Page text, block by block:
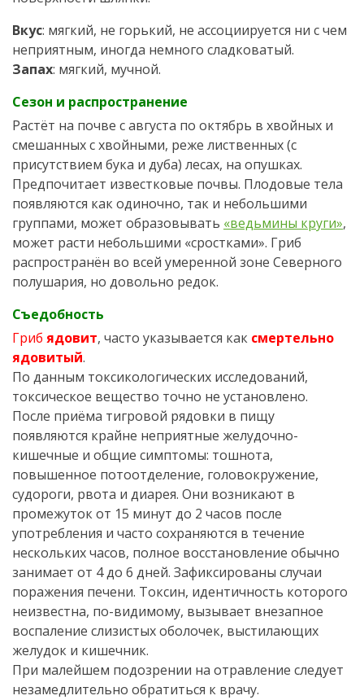
Вкус: мягкий, не горький, не ассоциируется ни с чем
неприятным, иногда немного сладковатый.
Запах: мягкий, мучной.
Сезон и распространение
Растёт на почве с августа по октябрь в хвойных и
смешанных с хвойными, реже лиственных (с
присутствием бука и дуба) лесах, на опушках.
Предпочитает известковые почвы. Плодовые тела
появляются как одиночно, так и небольшими
группами, может образовывать «ведьмины круги»,
может расти небольшими «сростками». Гриб
распространён во всей умеренной зоне Северного
полушария, но довольно редок.
Съедобность
Гриб ядовит, часто указывается как смертельно
ядовитый.
По данным токсикологических исследований,
токсическое вещество точно не установлено.
После приёма тигровой рядовки в пищу
появляются крайне неприятные желудочно-
кишечные и общие симптомы: тошнота,
повышенное потоотделение, головокружение,
судороги, рвота и диарея. Они возникают в
промежуток от 15 минут до 2 часов после
употребления и часто сохраняются в течение
нескольких часов, полное восстановление обычно
занимает от 4 до 6 дней. Зафиксированы случаи
поражения печени. Токсин, идентичность которого
неизвестна, по-видимому, вызывает внезапное
воспаление слизистых оболочек, выстилающих
желудок и кишечник.
При малейшем подозрении на отравление следует
незамедлительно обратиться к врачу.